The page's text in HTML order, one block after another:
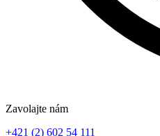
Zavolajte nám
+421 (2) 602 54 111